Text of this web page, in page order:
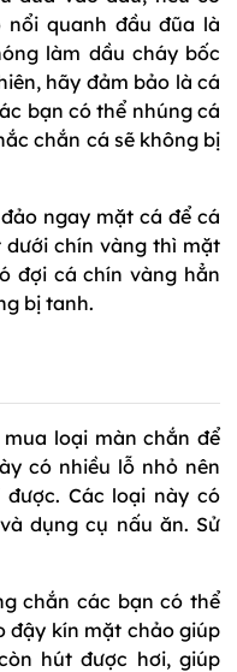
quanh đầu đũa là
làm dầu cháy bốc
hãy đảm bảo là cá
bạn có thể nhúng cá
chắn cá sẽ không bị
ngay mặt cá để cá
dưới chín vàng thì mặt
đợi cá chín vàng hẳn
bị tanh.
loại màn chắn để
có nhiều lỗ nhỏ nên
Các loại này có
dụng cụ nấu ăn. Sử
chắn các bạn có thể
đậy kín mặt chảo giúp
hút được hơi, giúp